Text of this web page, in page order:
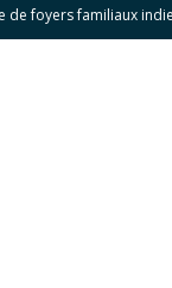
foyers familiaux